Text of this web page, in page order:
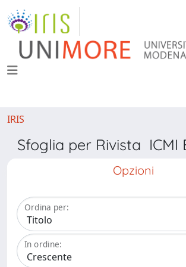
IRIS
Sfoglia per Rivista ICMI
Opzioni
Ordina per:
In ordine: